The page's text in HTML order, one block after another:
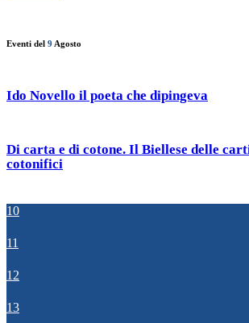
Eventi del 9 Agosto
Ido Novello il poeta che dipingeva
Di carta e di cotone. Il Biellese delle
cotonifici
10
11
12
13